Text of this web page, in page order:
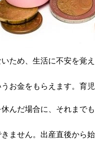
ため、生活に不安を覚
お金をもらえます。育
んだ場合に、それまで
ません。出産直後から